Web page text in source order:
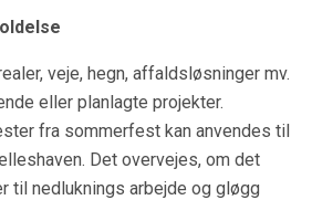
veje, hegn, affaldsløsninger mv.
eller planlagte projekter.
fra sommerfest kan anvendes til
Det overvejes, om det
til nedluknings arbejde og gløgg